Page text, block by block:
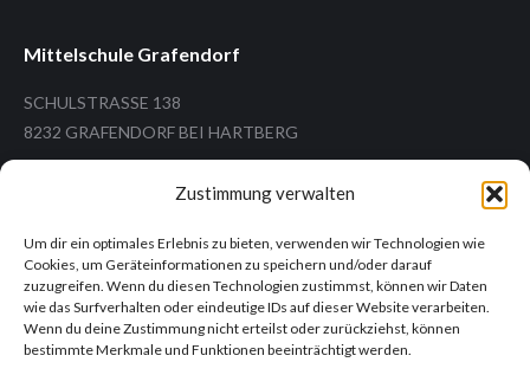
Zustimmung verwalten
Um dir ein optimales Erlebnis zu bieten, verwenden wir Technologien wie
Cookies, um Geräteinformationen zu speichern und/oder darauf
zuzugreifen. Wenn du diesen Technologien zustimmst, können wir Daten
wie das Surfverhalten oder eindeutige IDs auf dieser Website verarbeiten.
Wenn du deine Zustimmung nicht erteilst oder zurückziehst, können
bestimmte Merkmale und Funktionen beeinträchtigt werden.
Mittelschule Grafendorf
SCHULSTRASSE 138
8232 GRAFENDORF BEI HARTBERG
Tel.: +43 (3338) 26 12
Mail: ms.grafendorf@ms-grafendorf.at